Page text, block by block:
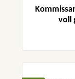
voll